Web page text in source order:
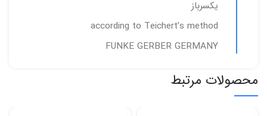
یکسرباز
according to Teichert’s method
FUNKE GERBER GERMANY
محصولات مرتبط